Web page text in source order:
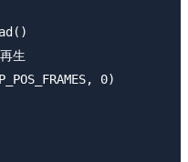
生
0)